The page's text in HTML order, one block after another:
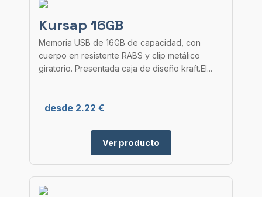
Kursap 16GB
Memoria USB de 16GB de capacidad, con
cuerpo en resistente RABS y clip metálico
giratorio. Presentada caja de diseño kraft.El...
desde 2.22 €
Ver producto